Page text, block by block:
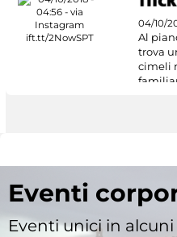
04/10/
Al
trova
cimeli
Eventi
Eventi unici in